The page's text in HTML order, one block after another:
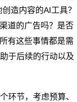
造内容的AI工具？
道的广告吗？是否
有这些事情都是需
于后续的行动以及
环节，考虑预算、